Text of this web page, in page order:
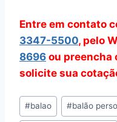
Entre em contato
3347-5500, pelo
8696 ou preencha
solicite sua
Tags
do
#balao #balão